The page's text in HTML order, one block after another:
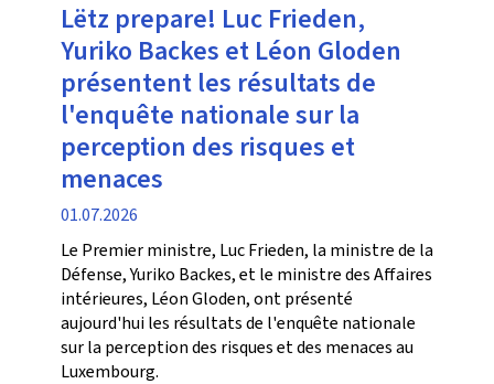
Lëtz prepare! Luc Frieden,
Yuriko Backes et Léon Gloden
présentent les résultats de
l'enquête nationale sur la
perception des risques et
menaces
date
de
publication
01.07.2026
Le Premier ministre, Luc Frieden, la ministre de la
Défense, Yuriko Backes, et le ministre des Affaires
intérieures, Léon Gloden, ont présenté
aujourd'hui les résultats de l'enquête nationale
sur la perception des risques et des menaces au
Luxembourg.